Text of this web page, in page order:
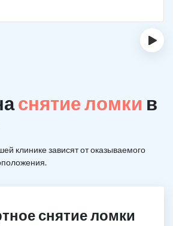
›
снятие ломки в
клинике зависят от оказываемого
снятие ломки